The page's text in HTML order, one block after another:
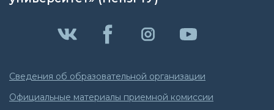
Сведения об образовательной организации
Официальные материалы приемной комиссии